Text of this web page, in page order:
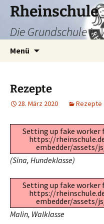
Zum
Inhalt
springen
Rheinschule
Die Grundschule in
Menü
Rezepte
28. März 2020 Rezepte
Setting up fake worker
https://
embedder/assets/
(Sina, Hundeklasse)
Setting up fake worker
https://
embedder/assets/
Malin, Walklasse